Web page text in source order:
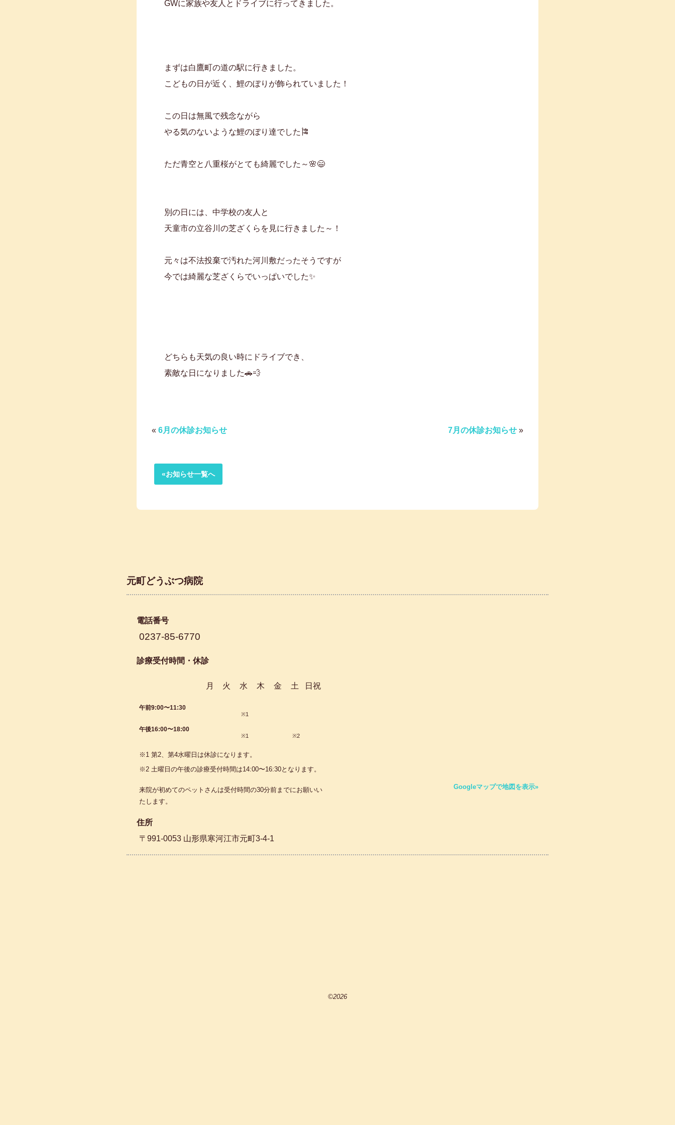
GWに家族や友人とドライブに行ってきました。
まずは白鷹町の道の駅に行きました。
こどもの日が近く、鯉のぼりが飾られていました！
この日は無風で残念ながら
やる気のないような鯉のぼり達でした🎏
ただ青空と八重桜がとても綺麗でした～🌸😄
別の日には、中学校の友人と
天童市の立谷川の芝ざくらを見に行きました～！
元々は不法投棄で汚れた河川敷だったそうですが
今では綺麗な芝ざくらでいっぱいでした✨
どちらも天気の良い時にドライブでき、
素敵な日になりました🚗💨
« 6月の休診お知らせ 7月の休診お知らせ »
«お知らせ一覧へ
元町どうぶつ病院
電話番号
0237-85-6770
診療受付時間・休診
月 火 水 木 金 土 日祝
午前9:00〜11:30
※1
午後16:00〜18:00
※1 ※2
※1 第2、第4水曜日 は休診になります。
※2 土曜日の午後の診療受付時間は14:00〜16:30となります。
来院が初めてのペットさんは受付時間の30分前までにお願いい
たします。
住所
〒991-0053 山形県寒河江市元町3-4-1
Googleマップで地図を表示»
©2026